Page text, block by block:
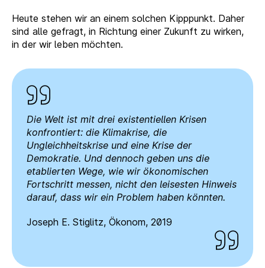
Die Welt ist mit drei existentiellen Krisen
konfrontiert: die Klimakrise, die
Ungleichheitskrise und eine Krise der
Demokratie. Und dennoch geben uns die
etablierten Wege, wie wir ökonomischen
Fortschritt messen, nicht den leisesten Hinweis
darauf, dass wir ein Problem haben könnten.
Joseph E. Stiglitz, Ökonom, 2019
Heute stehen wir an einem solchen Kipppunkt. Daher
sind alle gefragt, in Richtung einer Zukunft zu wirken,
in der wir leben möchten.